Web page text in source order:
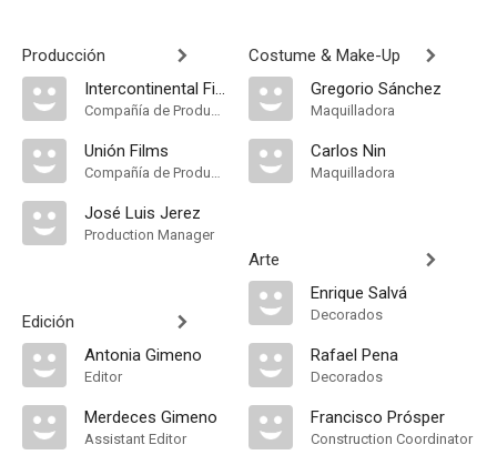
Producción
Intercontinental Films
Compañía de Produccion
Unión Films
Compañía de Produccion
José Luis Jerez
Production Manager
Edición
Antonia Gimeno
Editor
Merdeces Gimeno
Assistant Editor
Costume & Make-Up
Gregorio Sánchez
Maquilladora
Carlos Nin
Maquilladora
Arte
Enrique Salvá
Decorados
Rafael Pena
Decorados
Francisco Prósper
Construction Coordinator